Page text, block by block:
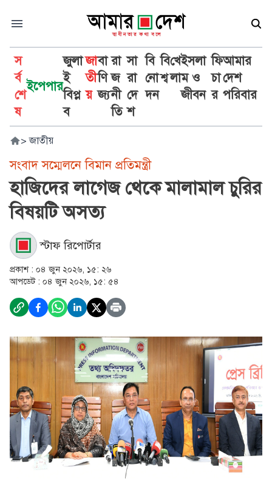
স
র্ব
শে
ষ
ইপেপার
জুলা
ই
বিপ্ল
ব
জা
তী
য়
বা
ণি
জ্য
রা
জ
নী
তি
সা
রা
দে
শ
বি
নো
দন
বি
শ্ব
খে
লা
ইসলা
ম ও
জীবন
ফি
চা
র
আমার
দেশ
পরিবার
> জাতীয়
সংবাদ সম্মেলনে বিমান প্রতিমন্ত্রী
হাজিদের লাগেজ থেকে মালামাল চুরির
বিষয়টি অসত্য
স্টাফ রিপোর্টার
প্রকাশ : ০৪ জুন ২০২৬, ১৫: ২৬
আপডেট : ০৪ জুন ২০২৬, ১৫: ৫৪